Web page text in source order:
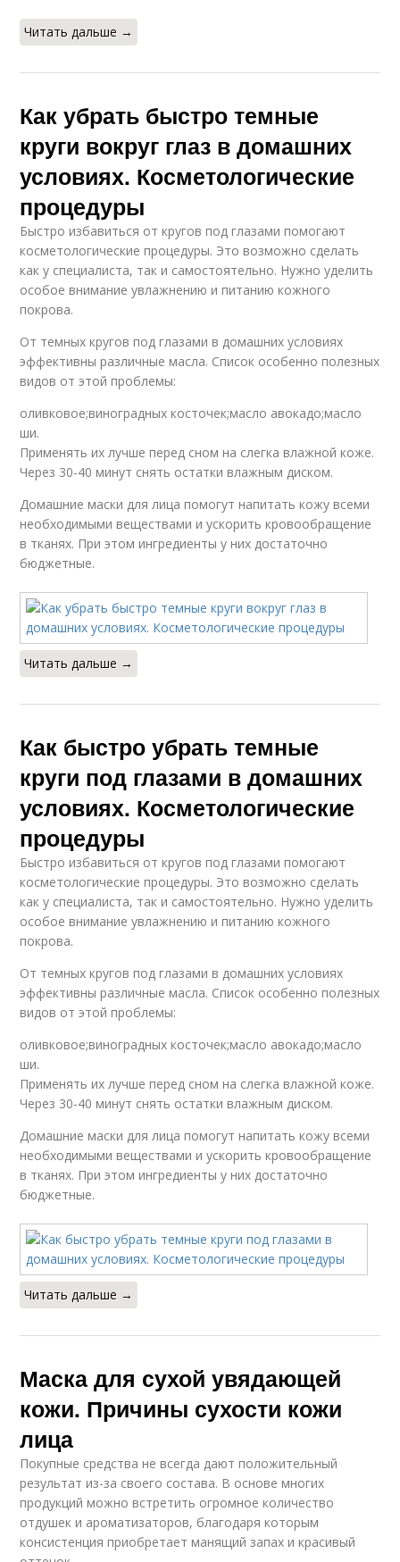
Маски из молочных
Маски для волос
Яичные маски Маски для блеска
Желатиновые маски
Маски с бананом Маски с маслами
Читать дальше →
Как убрать быстро темные
круги вокруг глаз в домашних
условиях. Косметологические
процедуры
Быстро избавиться от кругов под глазами помогают
косметологические процедуры. Это возможно сделать
как у специалиста, так и самостоятельно. Нужно уделить
особое внимание увлажнению и питанию кожного
покрова.
От темных кругов под глазами в домашних условиях
эффективны различные масла. Список особенно полезных
видов от этой проблемы:
оливковое;виноградных косточек;масло авокадо;масло
ши.
Применять их лучше перед сном на слегка влажной коже.
Через 30-40 минут снять остатки влажным диском.
Домашние маски для лица помогут напитать кожу всеми
необходимыми веществами и ускорить кровообращение
в тканях. При этом ингредиенты у них достаточно
бюджетные.
Читать дальше →
Как быстро убрать темные
круги под глазами в домашних
условиях. Косметологические
процедуры
Быстро избавиться от кругов под глазами помогают
косметологические процедуры. Это возможно сделать
как у специалиста, так и самостоятельно. Нужно уделить
особое внимание увлажнению и питанию кожного
покрова.
От темных кругов под глазами в домашних условиях
эффективны различные масла. Список особенно полезных
видов от этой проблемы:
оливковое;виноградных косточек;масло авокадо;масло
ши.
Применять их лучше перед сном на слегка влажной коже.
Через 30-40 минут снять остатки влажным диском.
Домашние маски для лица помогут напитать кожу всеми
необходимыми веществами и ускорить кровообращение
в тканях. При этом ингредиенты у них достаточно
бюджетные.
Читать дальше →
Маска для сухой увядающей
кожи. Причины сухости кожи
лица
Покупные средства не всегда дают положительный
результат из-за своего состава. В основе многих
продукций можно встретить огромное количество
отдушек и ароматизаторов, благодаря которым
консистенция приобретает манящий запах и красивый